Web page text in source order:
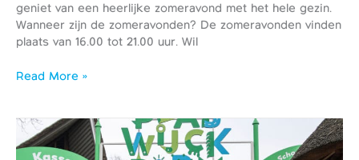
geniet van een heerlijke zomeravond met het hele gezin.
Wanneer zijn de zomeravonden? De zomeravonden vinden
plaats van 16.00 tot 21.00 uur. Wil
Nieuw
zomeravonden
in
Read More »